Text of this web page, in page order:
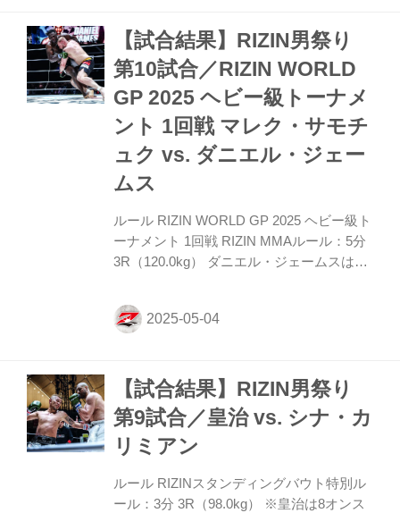
グストは右フックを打ち込み、これにスダ
リオはダウン。しかしすぐに立ち上がった
ため試合は続行。アウグストは右パンチの
軌道を変え、右ストレートも放って当て
る。ラウンド終盤はスダリオがジャブとロ
ーで前に出る。 ROUND ...
【試合結果】RIZIN男祭り
第10試合／RIZIN WORLD
GP 2025 ヘビー級トーナメ
ント 1回戦 マレク・サモチ
ュク vs. ダニエル・ジェー
ムス
ルール RIZIN WORLD GP 2025 ヘビー級ト
ーナメント 1回戦 RIZIN MMAルール：5分
3R（120.0kg） ダニエル・ジェームスは公
ーバーとなりました。「RIZINワールドグ
ランプリ2025ヘビー級トーナメント特別規
ーナメント公式戦として試合を実施いたし
ます。ダニエル・ジェームスには、レッド
カード、減点50を課した上で、試合を開始
し、いわゆる「ノーコンテストルール」は
がトーナメント次戦に進出となり...
【試合結果】RIZIN男祭り
第9試合／皇治 vs. シナ・カ
リミアン
ルール RIZINスタンディングバウト特別ル
ール：3分 3R（98.0kg） ※皇治は8オンス